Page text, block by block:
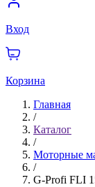
Вход
Корзина
Главная
/
Каталог
/
Моторные
/
G-Profi FLI